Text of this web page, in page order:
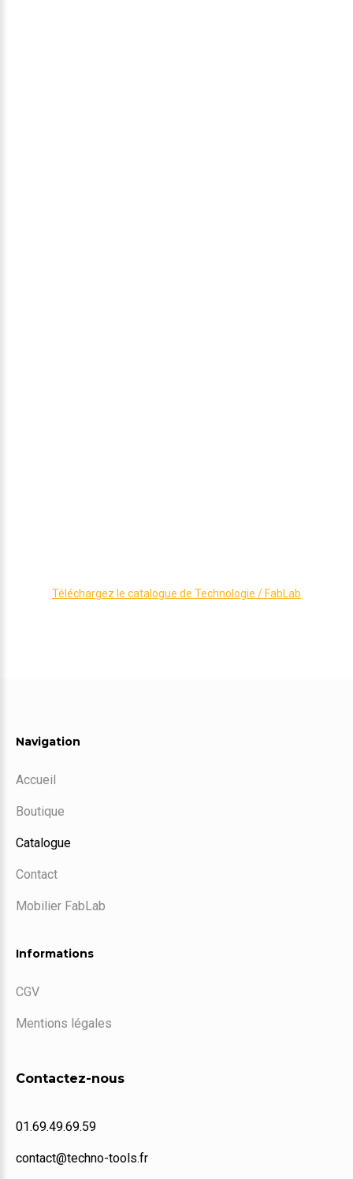
Téléchargez le catalogue de Technologie / FabLab
Navigation
Accueil
Boutique
Catalogue
Contact
Mobilier FabLab
Informations
CGV
Mentions légales
Contactez-nous
01.69.49.69.59
contact@techno-tools.fr